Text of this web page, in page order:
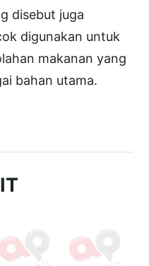
disebut juga
digunakan untuk
makanan yang
bahan utama.